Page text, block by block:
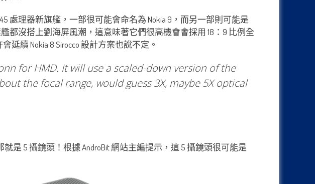
處理器新旗艦，一部很可能會命名為 Nokia 9，而另一部則可能是
都沒搭上劉海屏風潮，這意味著它們很高機會會採用 18：9 比例全
續 Nokia 8 Sirocco 設計方案也說不定。
for HMD. It will use a scaled-down version of the
the focal range, would guess 3X, maybe 5X optical
是 5 攝鏡頭！根據 AndroBit 網站主編提示，這 5 攝鏡頭很可能是